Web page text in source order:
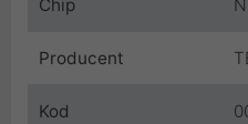
Chip
Producent
Kod